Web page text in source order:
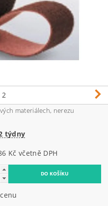
2
materiálech, nerezu
týdny
2 862,86 Kč včetně DPH